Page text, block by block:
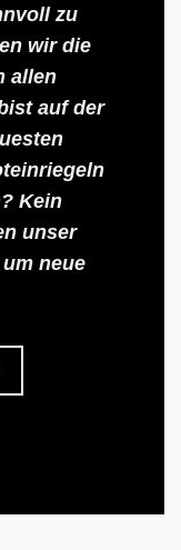
zu
wir die
allen
auf der
Kein
unser
neue